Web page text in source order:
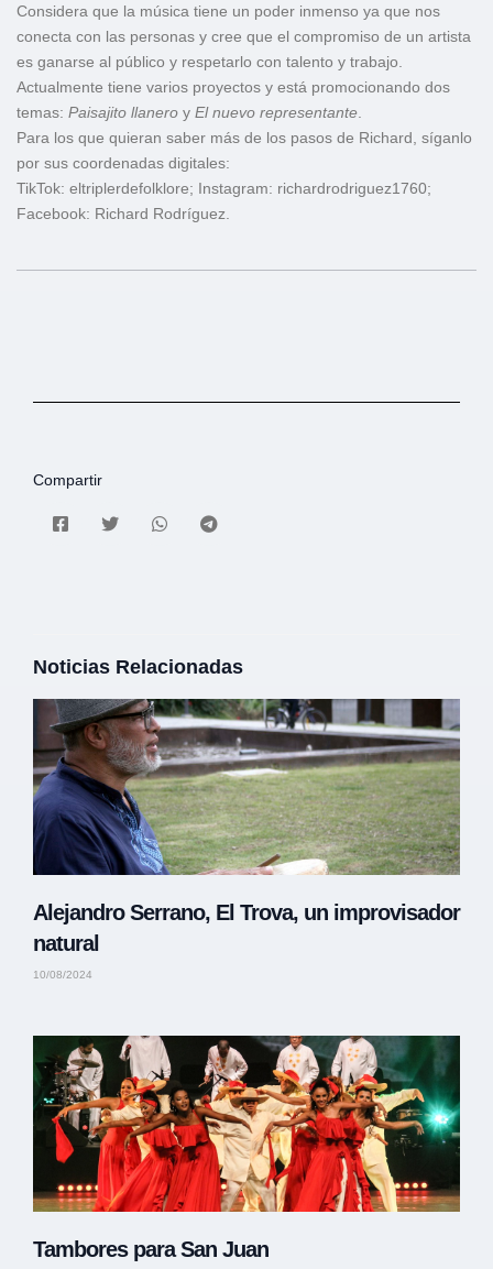
Considera que la música tiene un poder inmenso ya que nos
conecta con las personas y cree que el compromiso de un artista
es ganarse al público y respetarlo con talento y trabajo.
Actualmente tiene varios proyectos y está promocionando dos
temas: Paisajito llanero y El nuevo representante
Para los que quieran saber más de los pasos de Richard, síganlo
por sus coordenadas digitales:
TikTok: eltriplerdefolklore; Instagram: richardrodriguez1760;
Facebook: Richard Rodríguez.
Compartir
Noticias Relacionadas
Alejandro Serrano, El Trova, un improvisador
natural
10/08/2024
Tambores para San Juan